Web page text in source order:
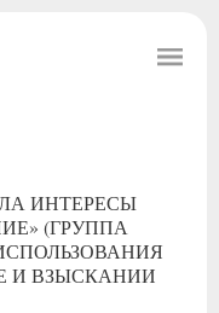
ИНТЕРЕСЫ
(ГРУППА
И ВЗЫСКАНИИ